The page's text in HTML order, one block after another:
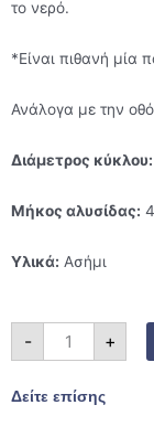
το νερό.
*Είναι πιθανή μία
Ανάλογα με την
Διάμετρος κύκλου:
Μήκος αλυσίδας:
Υλικά: Ασήμι
-
Κολιέ
ασήμι
λουλούδι
Σεπτέμβριος
+
Δείτε επίσης